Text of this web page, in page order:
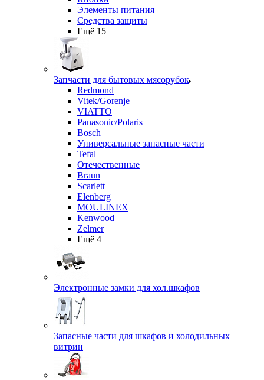
Элементы питания
Средства защиты
Ещё 15
Запчасти для бытовых мясорубок
Redmond
Vitek/Gorenje
VIATTO
Panasonic/Polaris
Bosch
Универсальные запасные части
Tefal
Отечественные
Braun
Scarlett
Elenberg
MOULINEX
Kenwood
Zelmer
Ещё 4
Электронные замки для хол.шкафов
Запасные части для шкафов и холодильных
витрин